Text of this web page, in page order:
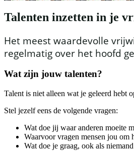
Talenten inzetten in je
Het meest waardevolle
regelmatig over het hoofd
Wat zijn jouw talenten?
Talent is niet alleen wat je geleerd hebt
Stel jezelf eens de volgende vragen:
Wat doe jij waar anderen moeite
Waarvoor vragen mensen jou om
Wat doe je graag, ook als